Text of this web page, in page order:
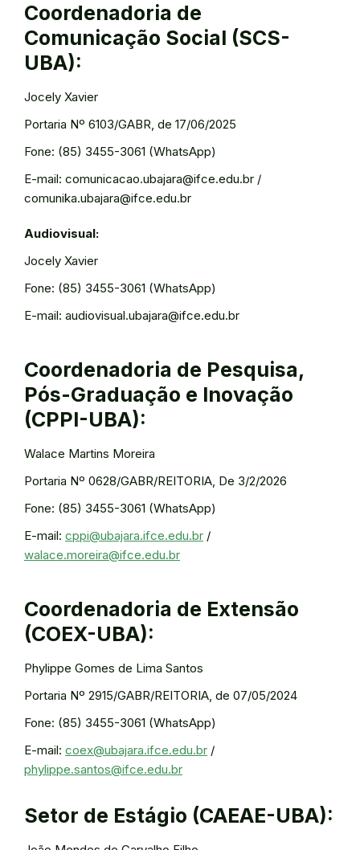
Coordenadoria de
Comunicação Social (SCS-
UBA):
Jocely Xavier
Portaria Nº 6103/GABR, de 17/06/2025
Fone: (85) 3455-3061 (WhatsApp)
E-mail: comunicacao.ubajara@ifce.edu.br /
comunika.ubajara@ifce.edu.br
Audiovisual:
Jocely Xavier
Fone: (85) 3455-3061 (WhatsApp)
E-mail: audiovisual.ubajara@ifce.edu.br
Coordenadoria de Pesquisa,
Pós-Graduação e Inovação
(CPPI-UBA):
Walace Martins Moreira
Portaria Nº 0628/GABR/REITORIA, De 3/2/2026
Fone: (85) 3455-3061 (WhatsApp)
E-mail: cppi@ubajara.ifce.edu.br /
walace.moreira@ifce.edu.br
Coordenadoria de Extensão
(COEX-UBA):
Phylippe Gomes de Lima Santos
Portaria Nº 2915/GABR/REITORIA, de 07/05/2024
Fone: (85) 3455-3061 (WhatsApp)
E-mail: coex@ubajara.ifce.edu.br /
phylippe.santos@ifce.edu.br
Setor de Estágio (CAEAE-UBA):